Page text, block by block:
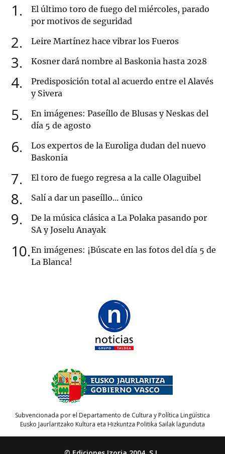
1
El último toro de fuego del miércoles, parado
por motivos de seguridad
2 Leire Martínez hace vibrar los Fueros
3 Kosner dará nombre al Baskonia hasta 2028
4
Predisposición total al acuerdo entre el Alavés
y Sivera
5
En imágenes: Paseíllo de Blusas y Neskas del
día 5 de agosto
6
Los expertos de la Euroliga dudan del nuevo
Baskonia
7 El toro de fuego regresa a la calle Olaguibel
8 Salí a dar un paseíllo... único
9
De la música clásica a La Polaka pasando por
SA y Joselu Anayak
10 En imágenes: ¡Búscate en las fotos del día 5 de
La Blanca!
Subvencionada por el Departamento de Cultura y Política Lingüística
Eusko Jaurlaritzako Kultura eta Hizkuntza Politika Sailak lagunduta